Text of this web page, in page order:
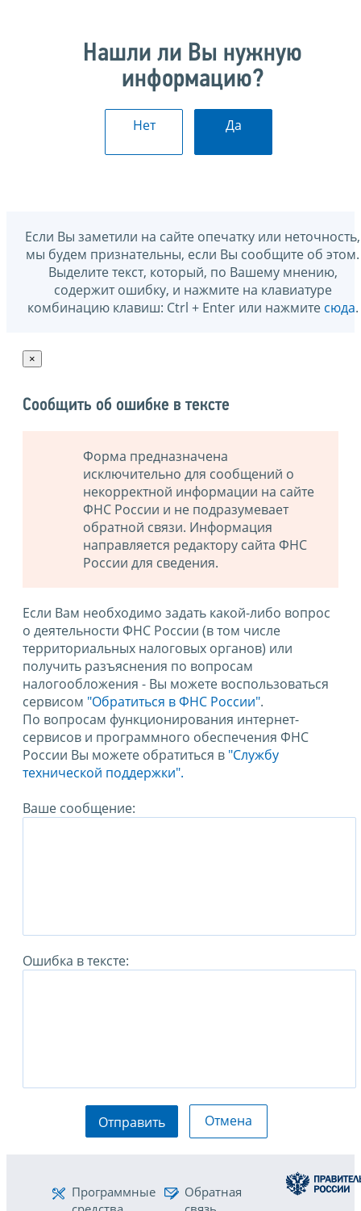
Нашли ли Вы нужную
информацию?
Нет Да
Если Вы заметили на сайте опечатку или неточность,
мы будем признательны, если Вы сообщите об этом.
Выделите текст, который, по Вашему мнению,
содержит ошибку, и нажмите на клавиатуре
комбинацию клавиш: Ctrl + Enter или нажмите сюда.
×
Сообщить об ошибке в тексте
Форма предназначена
исключительно для сообщений о
некорректной информации на сайте
ФНС России и не подразумевает
обратной связи. Информация
направляется редактору сайта ФНС
России для сведения.
Если Вам необходимо задать какой-либо вопрос
о деятельности ФНС России (в том числе
территориальных налоговых органов) или
получить разъяснения по вопросам
налогообложения - Вы можете воспользоваться
сервисом "Обратиться в ФНС России".
По вопросам функционирования интернет-
сервисов и программного обеспечения ФНС
России Вы можете обратиться в "Службу
технической поддержки".
Ваше сообщение:
Ошибка в тексте:
Отправить Отмена
Программные
Обратная